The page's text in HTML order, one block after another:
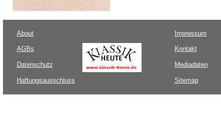
About
AGBs
Datenschutz
Haftungsausschluss
Impressum
Kontakt
Mediadaten
Sitemap